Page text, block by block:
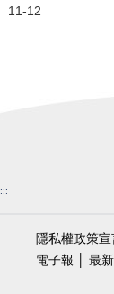
11-12
:::
隱私權政策宣
電子報
最